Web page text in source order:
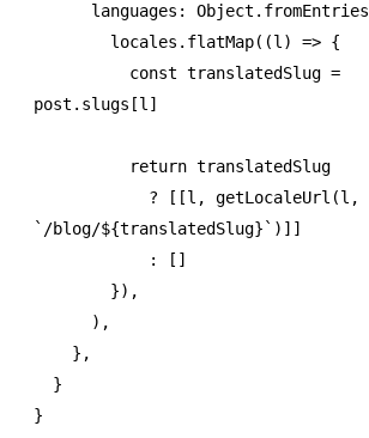
      languages
: Object .fromEntries
        locales
.flatMap((l) => {
          const
translatedSlug =
post .slugs[l]
          return
translatedSlug
            ?
[[l , getLocaleUrl (l ,
`/blog/${translatedSlug} ` )]]
            :
[]
        })
,
      )
,
    }
,
  }
}